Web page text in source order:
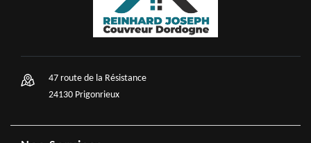
47 route de la Résistance
24130 Prigonrieux